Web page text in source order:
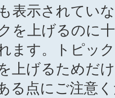
表示されてい
を上げるのに
ます。トピッ
上げるためだ
る点にご注意